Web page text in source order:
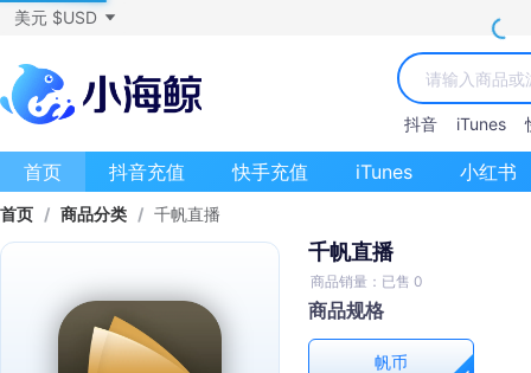
美元 $USD
抖音 iTunes
首页 抖音充值 快手充值 iTunes 小红书
首页 / 商品分类 / 千帆直播
千帆直播
商品销量：已售 0
商品规格
帆币